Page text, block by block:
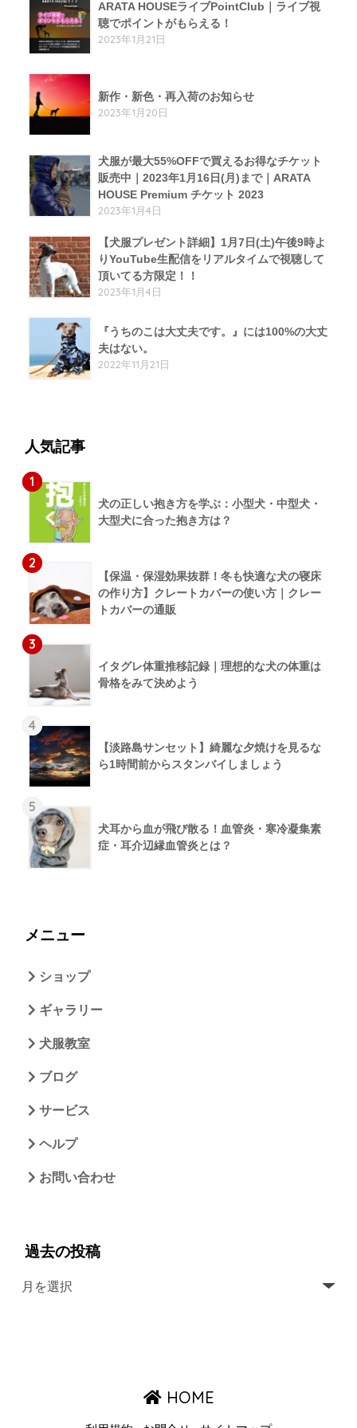
ARATA HOUSEライブPointClub｜ライブ視
聴でポイントがもらえる！
2023年1月21日
新作・新色・再入荷のお知らせ
2023年1月20日
犬服が最大55%OFFで買えるお得なチケット
販売中｜2023年1月16日(月)まで｜ARATA
HOUSE Premium チケット 2023
2023年1月4日
【犬服プレゼント詳細】1月7日(土)午後9時よ
りYouTube生配信をリアルタイムで視聴して
頂いてる方限定！！
2023年1月4日
『うちのこは大丈夫です。』には100%の大丈
夫はない。
2022年11月21日
人気記事
1
犬の正しい抱き方を学ぶ：小型犬・中型犬・
大型犬に合った抱き方は？
2
【保温・保湿効果抜群！冬も快適な犬の寝床
の作り方】クレートカバーの使い方｜クレー
トカバーの通販
3
イタグレ体重推移記録｜理想的な犬の体重は
骨格をみて決めよう
4
【淡路島サンセット】綺麗な夕焼けを見るな
ら1時間前からスタンバイしましょう
5
犬耳から血が飛び散る！血管炎・寒冷凝集素
症・耳介辺縁血管炎とは？
メニュー
ショップ
ギャラリー
犬服教室
ブログ
サービス
ヘルプ
お問い合わせ
過去の投稿
HOME